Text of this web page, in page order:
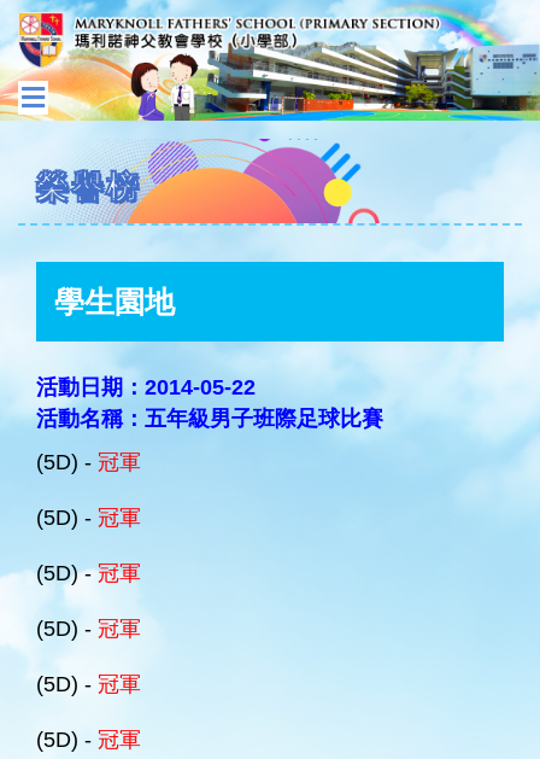
榮譽榜
學生園地
活動日期：2014-05-22
活動名稱：五年級男子班際足球比賽
(5D) - 冠軍
(5D) - 冠軍
(5D) -冠軍
(5D) - 冠軍
(5D) - 冠軍
(5D) - 冠軍